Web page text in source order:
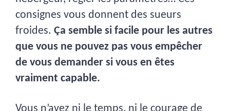
consignes vous donnent des sueurs
froides. Ça semble si facile pour les autres
que vous ne pouvez pas vous empêcher
de vous demander si vous en êtes
vraiment capable.